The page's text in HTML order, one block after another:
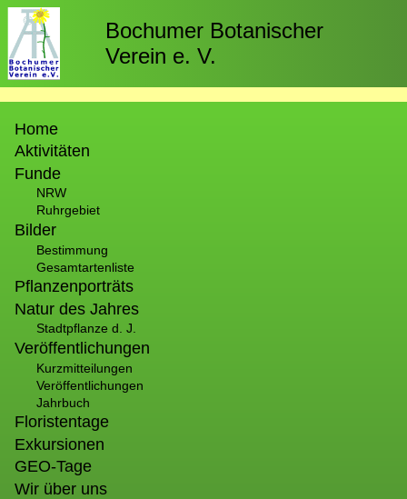
Direkt
zum
Inhalt
Bochumer Botanischer
Verein e. V.
Home
Aktivitäten
Funde
NRW
Ruhrgebiet
Bilder
Bestimmung
Gesamtartenliste
Pflanzenporträts
Natur des Jahres
Stadtpflanze d. J.
Veröffentlichungen
Kurzmitteilungen
Veröffentlichungen
Jahrbuch
Floristentage
Exkursionen
GEO-Tage
Wir über uns